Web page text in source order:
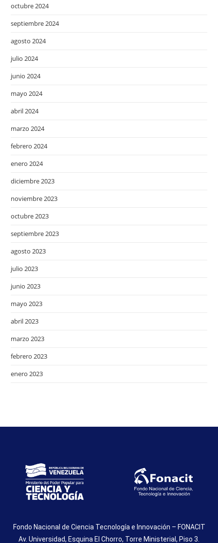
octubre 2024
septiembre 2024
agosto 2024
julio 2024
junio 2024
mayo 2024
abril 2024
marzo 2024
febrero 2024
enero 2024
diciembre 2023
noviembre 2023
octubre 2023
septiembre 2023
agosto 2023
julio 2023
junio 2023
mayo 2023
abril 2023
marzo 2023
febrero 2023
enero 2023
Fondo Nacional de Ciencia Tecnología e Innovación – FONACIT
Av. Universidad, Esquina El Chorro, Torre Ministerial, Piso 3.